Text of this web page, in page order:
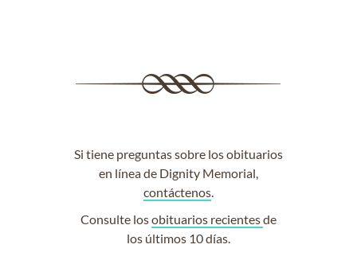
Si tiene preguntas sobre los obituarios
en línea de Dignity Memorial,
contáctenos.
Consulte losobituarios recientesde
los últimos 10 días.